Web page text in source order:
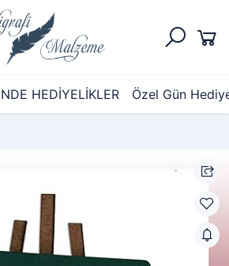
HEDİYELİKLER Özel Gün